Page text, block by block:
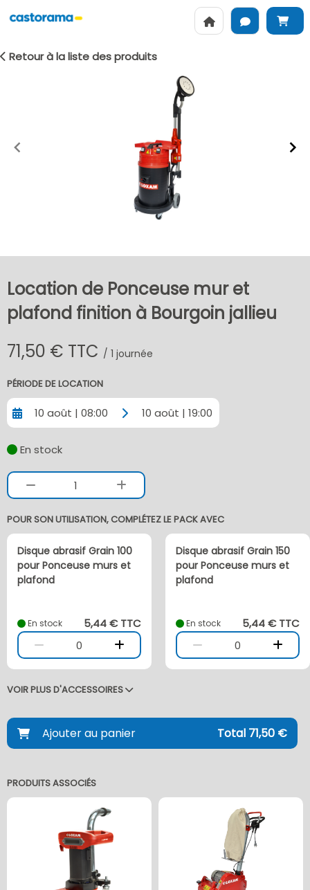
Retour à la liste des produits
Location de Ponceuse mur et
plafond finition à Bourgoin jallieu
71,50 € TTC / 1 journée
PÉRIODE DE LOCATION
10 août | 08:00 10 août | 19:00
En stock
1
POUR SON UTILISATION, COMPLÉTEZ LE PACK AVEC
Disque abrasif Grain 100
pour Ponceuse murs et
plafond
En stock
5,44 € TTC
0
Disque abrasif Grain 150
pour Ponceuse murs et
plafond
En stock
5,44 € TTC
0
VOIR PLUS D'ACCESSOIRES
Ajouter au panier Total 71,50 €
PRODUITS ASSOCIÉS